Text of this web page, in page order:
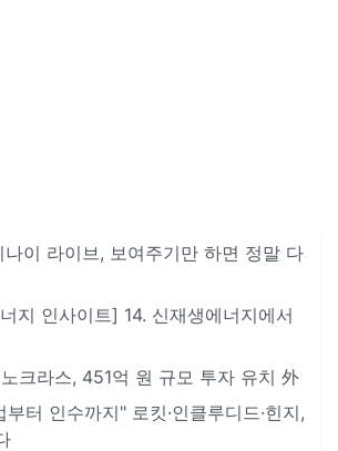
이 라이브, 보여주기만 하면 정말 다
지 인사이트] 14. 신재생에너지에서
크라스, 451억 원 규모 투자 유치 外
터 인수까지" 로킷·인클루디드·힌지,